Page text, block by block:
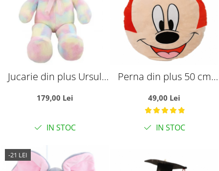
Jucarie din plus Ursul
179,00 Lei
IN STOC
Perna din plus 50 cm
49,00 Lei
IN STOC
-21 LEI